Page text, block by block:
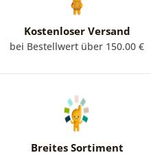
Kostenloser Versand
bei Bestellwert über 150.00 €
Breites Sortiment